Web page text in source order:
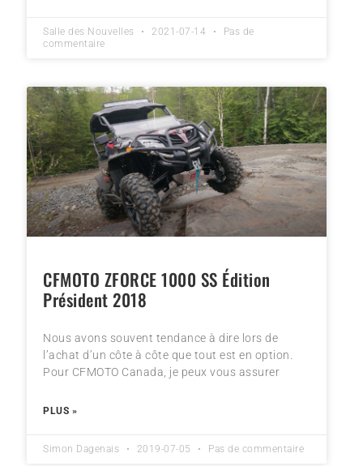
Salle des Nouvelles 2021-07-14
Pas de
commentaire
CFMOTO ZFORCE 1000 SS Édition
Président 2018
Nous avons souvent tendance à dire lors de
l’achat d’un côte à côte que tout est en option.
Pour CFMOTO Canada, je peux vous assurer
PLUS »
Simon Dagenais 2019-07-05 Pas de commentaire